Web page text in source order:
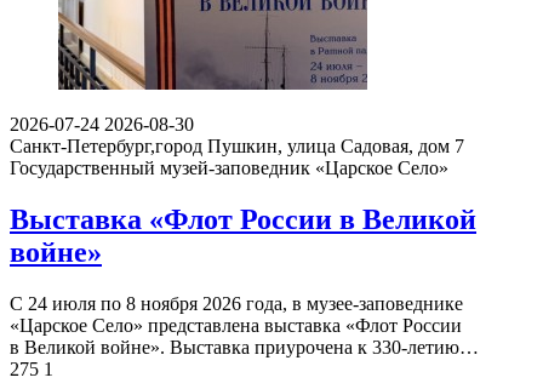
2026-07-24 2026-08-30
Санкт-Петербург,город Пушкин, улица Садовая, дом 7
Государственный музей-заповедник «Царское Село»
Выставка «Флот России в Великой
войне»
С 24 июля по 8 ноября 2026 года, в музее-заповеднике
«Царское Село» представлена выставка «Флот России
в Великой войне». Выставка приурочена к 330-летию…
275 1